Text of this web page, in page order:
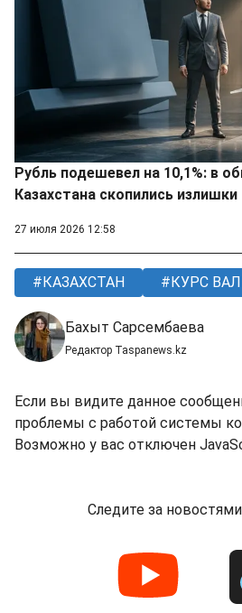
Рубль подешевел на 10,1%: в
Казахстана скопились излишки
27 июля 2026 12:58
КАЗАХСТАН КУРС
Бахыт Сарсембаева
Редактор Taspanews.kz
Если вы видите данное
проблемы с работой системы
Возможно у вас отключен
Следите за